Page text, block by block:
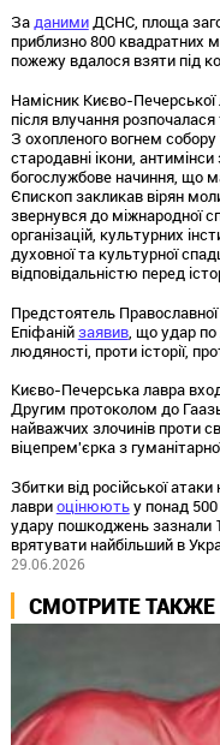
ЗаданимиДСНС, площа
приблизно 800 квадратних
пожежу вдалося взяти під
Намісник Києво-
після влучання
З охопленого вогнем
стародавні ікони,
богослужбове начиння, що
Єпископ закликав вірян
звернувся до міжнародної
організацій, культурних
духовної та культурної
відповідальністю перед
Предстоятель
Епіфанійзаявив, що удар по
людяності, проти історії,
Києво-Печерська лавра
Другим протоколом до
найважчих злочинів проти
віцепрем'єрка з
Збитки від російської
лавриоцінюютьу понад 500
удару пошкоджень зазнали
врятувати найбільший в
29.06.2026
СМОТРИТЕ ТАКЖЕ